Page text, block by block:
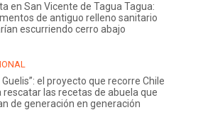
en San Vicente de Tagua Tagua:
de antiguo relleno sanitario
escurriendo cerro abajo
Guelis”: el proyecto que recorre Chile
rescatar las recetas de abuela que
de generación en generación